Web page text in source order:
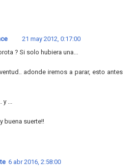
21 may 2012, 0:17:00
? Si solo hubiera una...
adonde iremos a parar, esto antes
...
buena suerte!!
6 abr 2016, 2:58:00